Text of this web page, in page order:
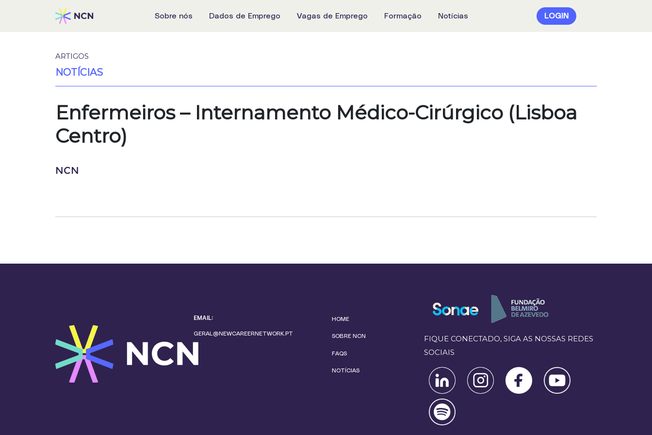
Sobre nós Dados de Emprego Vagas de Emprego Formação Notícias LOGIN
ARTIGOS
NOTÍCIAS
Enfermeiros – Internamento Médico-Cirúrgico (Lisboa
Centro)
NCN
EMAIL:
GERAL@NEWCAREERNETWORK.PT
HOME
SOBRE NCN
FAQS
NOTÍCIAS
FIQUE CONECTADO, SIGA AS NOSSAS REDES
SOCIAIS